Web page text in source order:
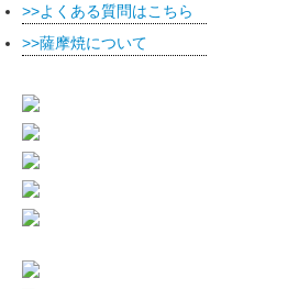
よくある質問はこちら
薩摩焼について